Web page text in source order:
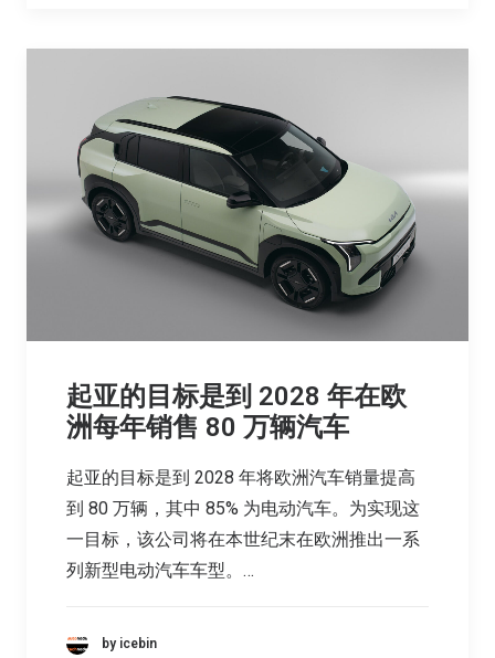
起亚的目标是到 2028 年在欧
洲每年销售 80 万辆汽车
起亚的目标是到 2028 年将欧洲汽车销量提高
到 80 万辆，其中 85% 为电动汽车。为实现这
一目标，该公司将在本世纪末在欧洲推出一系
列新型电动汽车车型。…
by icebin